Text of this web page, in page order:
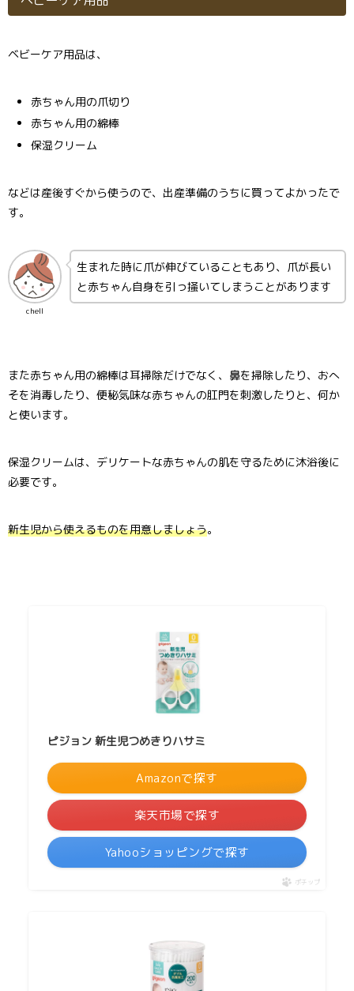
ベビーケア用品は、
赤ちゃん用の爪切り
赤ちゃん用の綿棒
保湿クリーム
などは産後すぐから使うので、出産準備のうちに買ってよかったで
す。
chell
生まれた時に爪が伸びていることもあり、爪が長い
と赤ちゃん自身を引っ掻いてしまうことがあります
また赤ちゃん用の綿棒は耳掃除だけでなく、鼻を掃除したり、おへ
そを消毒したり、便秘気味な赤ちゃんの肛門を刺激したりと、何か
と使います。
保湿クリームは、デリケートな赤ちゃんの肌を守るために沐浴後に
必要です。
新生児から使えるものを用意しましょう。
ピジョン 新生児つめきりハサミ
Amazonで探す
楽天市場で探す
Yahooショッピングで探す
ポチップ